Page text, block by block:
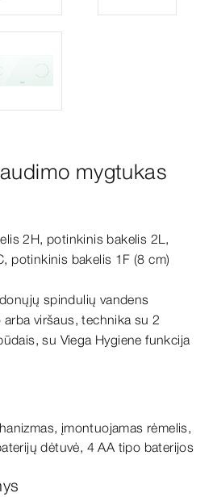
mygtukas
2H, potinkinis bakelis 2L,
potinkinis bakelis 1F (8 cm)
spindulių vandens
viršaus, technika su 2
su Viega Hygiene funkcija
įmontuojamas rėmelis,
dėtuvė, 4 AA tipo baterijos